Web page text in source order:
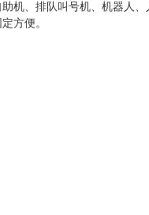
机、排队叫号机、机器人、
方便。